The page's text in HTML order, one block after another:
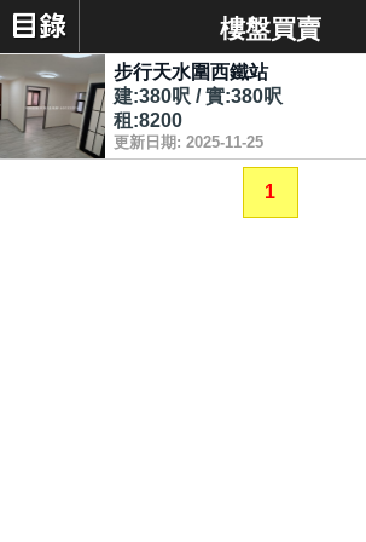
樓盤買賣
步行天水圍西鐵站
建:380呎 / 實:380呎
租:8200
更新日期: 2025-11-25
1